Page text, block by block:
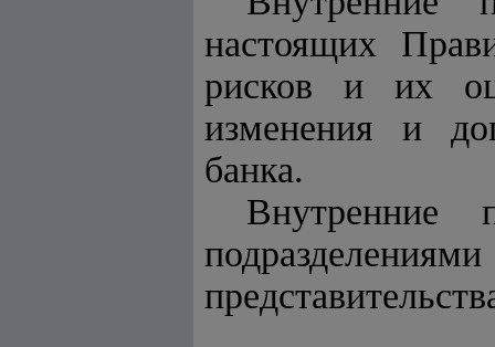
настоящих
рисков и их
изменения и
банка.
Внутренние